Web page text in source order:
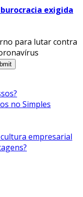
exigida
para lutar contra
no Simples
empresarial